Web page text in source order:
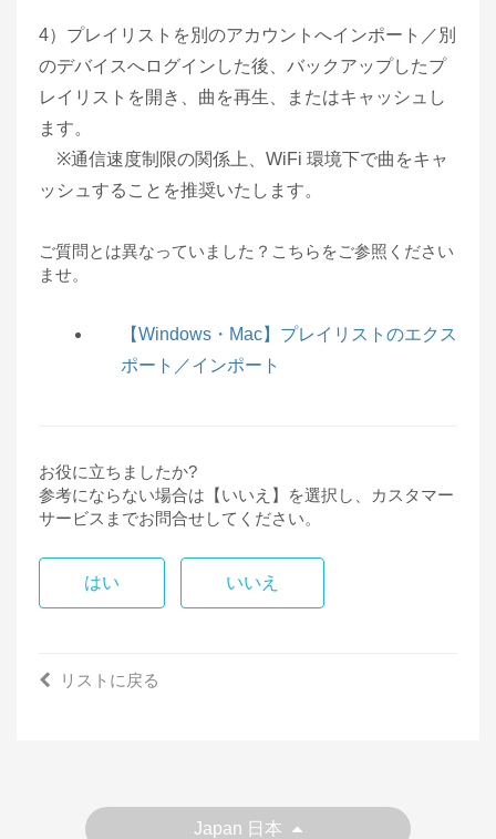
4）プレイリストを別のアカウントへインポート／別
のデバイスへログインした後、バックアップしたプ
レイリストを開き、曲を再生、またはキャッシュし
ます。
※通信速度制限の関係上、WiFi 環境下で曲をキャ
ッシュすることを推奨いたします。
ご質問とは異なっていました？こちらをご参照ください
ませ。
【Windows・Mac】プレイリストのエクス
ポート／インポート
お役に立ちましたか?
参考にならない場合は【いいえ】を選択し、カスタマー
サービスまでお問合せしてください。
はい いいえ
リストに戻る
Japan 日本